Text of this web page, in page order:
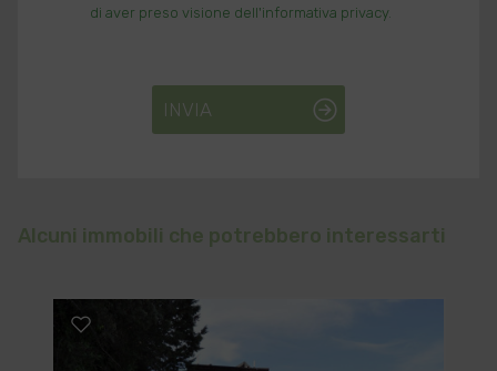
di aver preso visione dell'informativa privacy.
INVIA
Alcuni immobili che potrebbero interessarti